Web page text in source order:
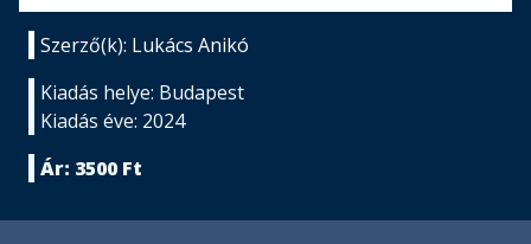
Szerző(k): Lukács Anikó
Kiadás helye: Budapest
Kiadás éve: 2024
Ár: 3500 Ft